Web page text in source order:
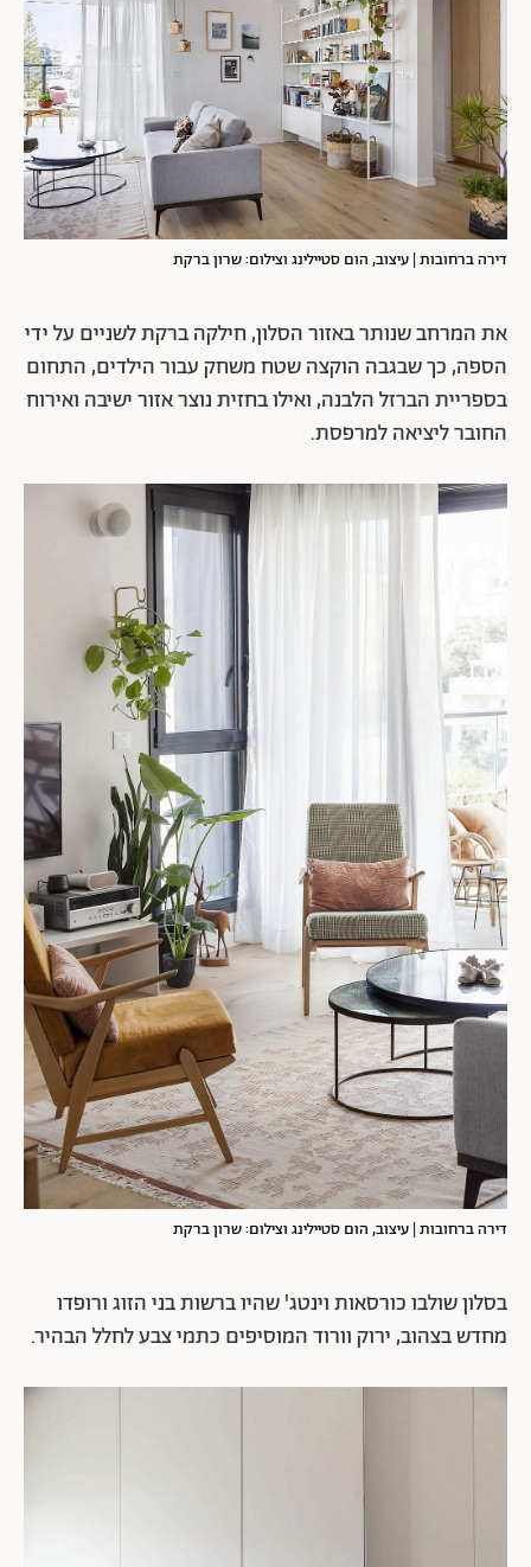
דירה ברחובות | עיצוב, הום סטיילינג וצילום: שרון ברקת
את המרחב שנותר באזור הסלון, חילקה ברקת לשניים על ידי
הספה, כך שבגבה הוקצה שטח משחק עבור הילדים, התחום
בספריית הברזל הלבנה, ואילו בחזית נוצר אזור ישיבה ואירוח
החובר ליציאה למרפסת.
דירה ברחובות | עיצוב, הום סטיילינג וצילום: שרון ברקת
בסלון שולבו כורסאות וינטג' שהיו ברשות בני הזוג ורופדו
מחדש בצהוב, ירוק וורוד המוסיפים כתמי צבע לחלל הבהיר.